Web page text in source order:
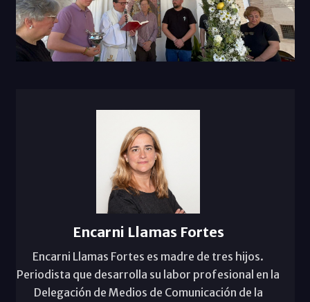
Encarni Llamas Fortes
Encarni Llamas Fortes es madre de tres hijos.
Periodista que desarrolla su labor profesional en la
Delegación de Medios de Comunicación de la